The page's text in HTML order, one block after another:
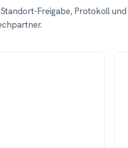
Freigabe, Protokoll und